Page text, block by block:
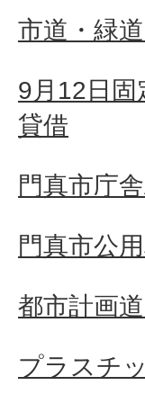
市道・緑
9月12日
貸借
門真市庁
門真市公
都市計画
プラスチ